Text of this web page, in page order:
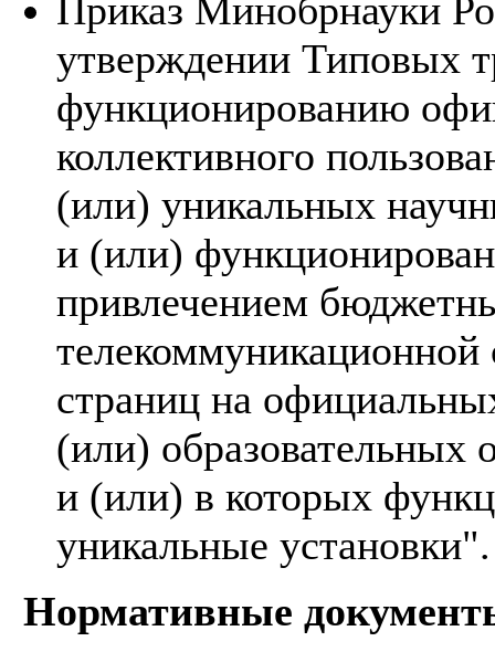
Приказ Минобрнауки
утверждении Типовых
функционированию
коллективного
(или) уникальных
и (или)
привлечением
страниц на
(или) образовательных
и (или) в которых
уникальные установки".
Нормативные